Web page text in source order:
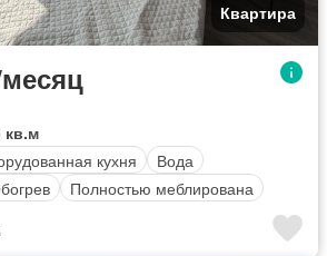
Квартира
кв.м
кухня
Вода
Полностью меблирована